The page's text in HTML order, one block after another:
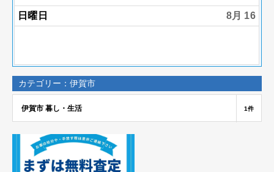
日曜日 8月 16
カテゴリー：伊賀市
伊賀市 暮し・生活 1件